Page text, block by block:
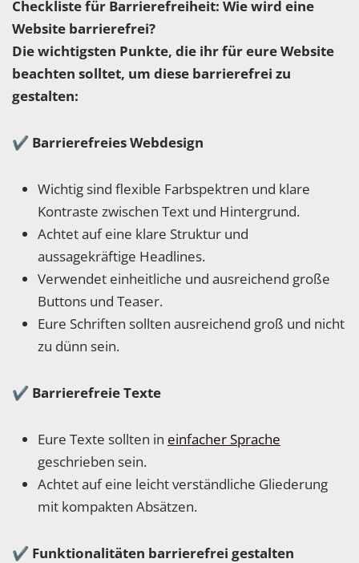
Checkliste für Barrierefreiheit: Wie wird eine
Website barrierefrei?
Die wichtigsten Punkte, die ihr für eure Website
beachten solltet, um diese barrierefrei zu
gestalten:
✔ Barrierefreies Webdesign
Wichtig sind flexible Farbspektren und klare
Kontraste zwischen Text und Hintergrund.
Achtet auf eine klare Struktur und
aussagekräftige Headlines.
Verwendet einheitliche und ausreichend große
Buttons und Teaser.
Eure Schriften sollten ausreichend groß und nicht
zu dünn sein.
✔ Barrierefreie Texte
Eure Texte sollten in einfacher Sprache
geschrieben sein.
Achtet auf eine leicht verständliche Gliederung
mit kompakten Absätzen.
✔ Funktionalitäten barrierefrei gestalten